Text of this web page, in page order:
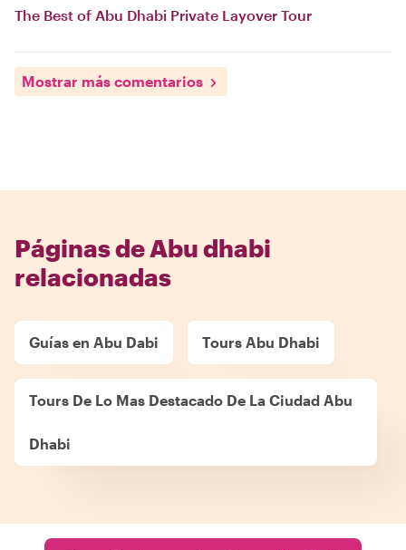
The Best of Abu Dhabi Private Layover Tour
Mostrar más comentarios
Páginas de Abu dhabi
relacionadas
Guías en Abu Dabi Tours Abu Dhabi
Tours De Lo Mas Destacado De La Ciudad Abu
Dhabi